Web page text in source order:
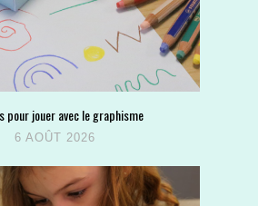
pour jouer avec le graphisme
6 AOÛT 2026